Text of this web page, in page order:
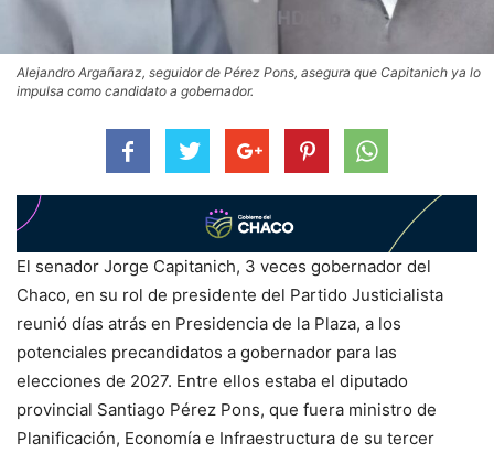
Alejandro Argañaraz, seguidor de Pérez Pons, asegura que Capitanich ya lo
impulsa como candidato a gobernador.
El senador Jorge Capitanich, 3 veces gobernador del
Chaco, en su rol de presidente del Partido Justicialista
reunió días atrás en Presidencia de la Plaza, a los
potenciales precandidatos a gobernador para las
elecciones de 2027. Entre ellos estaba el diputado
provincial Santiago Pérez Pons, que fuera ministro de
Planificación, Economía e Infraestructura de su tercer